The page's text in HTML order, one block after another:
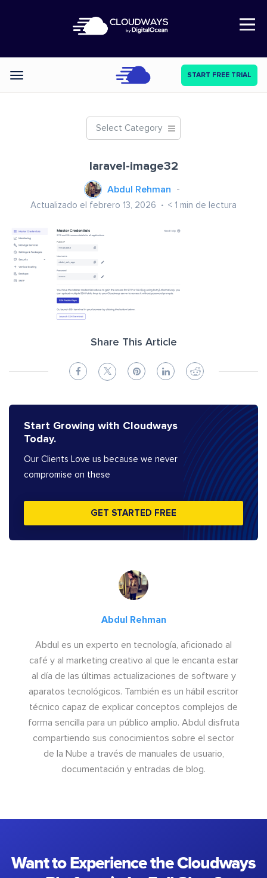
Open Nav
Categories START FREE TRIAL
Select Category
laravel-image32
Abdul Rehman
Actualizado el febrero 13, 2026 < 1 min de lectura
Share This Article
Start Growing with Cloudways
Today.
Our Clients Love us because we never
compromise on these
GET STARTED FREE
Abdul Rehman
Abdul es un experto en tecnología, aficionado al
café y al marketing creativo al que le encanta estar
al día de las últimas actualizaciones de software y
aparatos tecnológicos. También es un hábil escritor
técnico capaz de explicar conceptos complejos de
forma sencilla para un público amplio. Abdul disfruta
compartiendo sus conocimientos sobre el sector
de la Nube a través de manuales de usuario,
documentación y entradas de blog.
Want to Experience the Cloudways